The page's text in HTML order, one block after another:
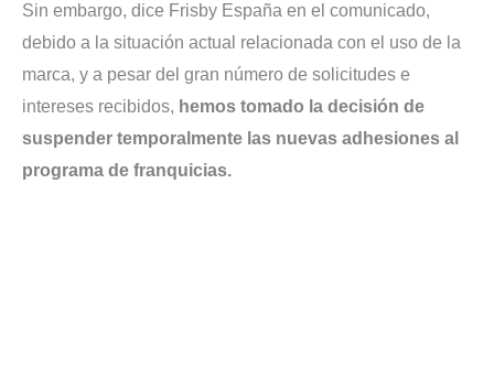
Sin embargo, dice Frisby España en el comunicado,
debido a la situación actual relacionada con el uso de la
marca, y a pesar del gran número de solicitudes e
intereses recibidos, hemos tomado la decisión de
suspender temporalmente las nuevas adhesiones al
programa de franquicias.